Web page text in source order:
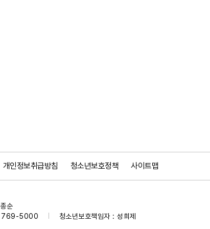
개인정보취급방침 청소년보호정책 사이트맵
순
769-5000 청소년보호책임자 : 성희제